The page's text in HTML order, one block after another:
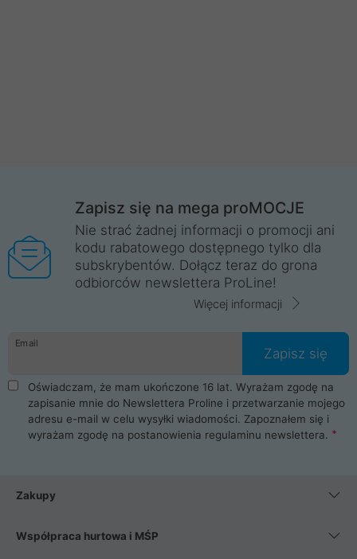
Zapisz się na mega proMOCJE
Nie strać żadnej informacji o promocji ani
kodu rabatowego dostępnego tylko dla
subskrybentów. Dołącz teraz do grona
odbiorców newslettera ProLine!
Więcej informacji
Email
Zapisz się
Oświadczam, że mam ukończone 16 lat. Wyrażam zgodę na
zapisanie mnie do Newslettera Proline i przetwarzanie mojego
adresu e-mail w celu wysyłki wiadomości. Zapoznałem się i
wyrażam zgodę na postanowienia regulaminu newslettera.
Zakupy
Współpraca hurtowa i MŚP